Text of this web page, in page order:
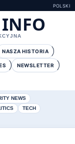
POLSKI
NASZA HISTORIA
NEWSLETTER
NEWS
TECH